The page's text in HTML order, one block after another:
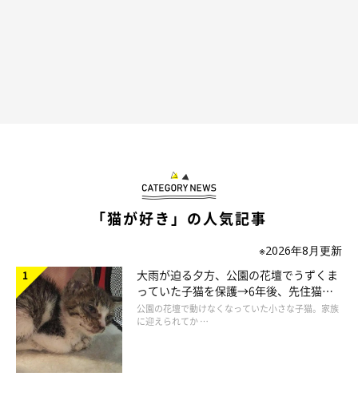
「猫が好き」の人気記事
※2026年8月更新
大雨が迫る夕方、公園の花壇でうずくま
っていた子猫を保護→6年後、先住猫
と“姉妹”のような関係に
公園の花壇で動けなくなっていた小さな子猫。家族
に迎えられてか …